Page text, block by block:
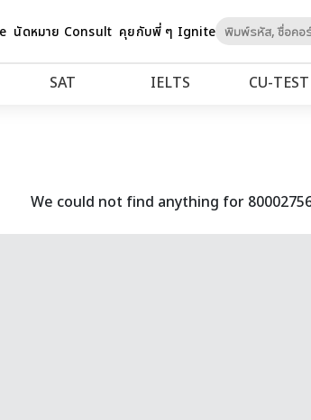
นัดหมาย Consult คุยกับพี่ ๆ Igniteto
SAT IELTS CU‑TEST
We could not find anything for